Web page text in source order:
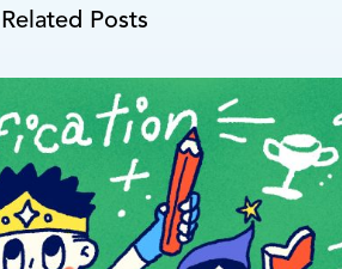
Related Posts